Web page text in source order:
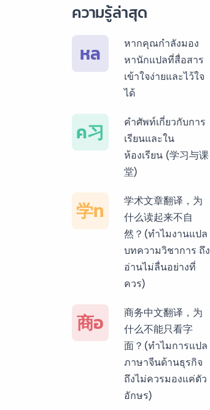
ลาว ราคาเริ่มต้น
บริการรับแปลภาษา
พม่า ราคาเริ่มต้น
150฿
บริการรับแปลภาษา
กัมพูชา ราคาเริ่มต้น
150฿
บริการรับแปลภาษา
เวียดนาม ราคาเริ่ม
ต้น 150฿
บริการรับแปลภาษา
ฝรั่งเศส ราคาเริ่มต้น
150฿
บริการรับแปลภาษา
สเปน ราคาเริ่มต้น
150฿
บริการรับแปลภาษา
เยอรมัน ราคาเริ่ม
ต้น 150฿
ความรู้ล่าสุด
หล
หากคุณกำลังมอง
หานักแปลที่สื่อสาร
เข้าใจง่ายและไว้ใจ
ได้
ค习
คำศัพท์เกี่ยวกับการ
เรียนและใน
ห้องเรียน (学习与课
堂)
学ท
学术文章翻译，为
什么读起来不自
然？(ทำไมงานแปล
บทความวิชาการ ถึง
อ่านไม่ลื่นอย่างที่
ควร)
商อ
商务中文翻译，为
什么不能只看字
面？(ทำไมการแปล
ภาษาจีนด้านธุรกิจ
ถึงไม่ควรมองแค่ตัว
อักษร)